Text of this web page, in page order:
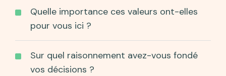
Quelle importance ces valeurs ont-elles
pour vous ici ?
Sur quel raisonnement avez-vous fondé
vos décisions ?